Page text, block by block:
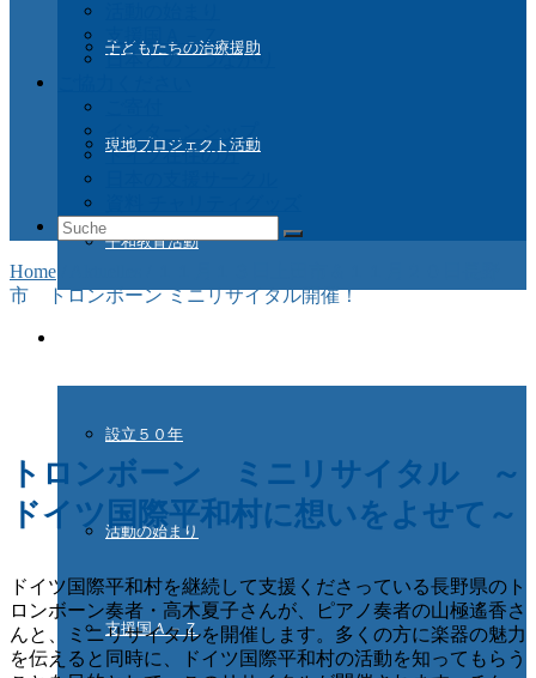
子どもたちの治療援助
現地プロジェクト活動
平和教育活動
設立５０年
活動の始まり
支援国Ａ－Ｚ
支援国Ａ－Ｚ
日本との つながり
インターンシップ
ドイツ在住の方
Suche
nach:
Home
市 トロンボーン ミニリサイタル開催！
トロンボーン ミニリサイタル ～
ドイツ国際平和村に想いをよせて～
ドイツ国際平和村を継続して支援くださっている長野県のト
ロンボーン奏者・高木夏子さんが、ピアノ奏者の山極遙香さ
んと、ミニリサイタルを開催します。多くの方に楽器の魅力
を伝えると同時に、ドイツ国際平和村の活動を知ってもらう